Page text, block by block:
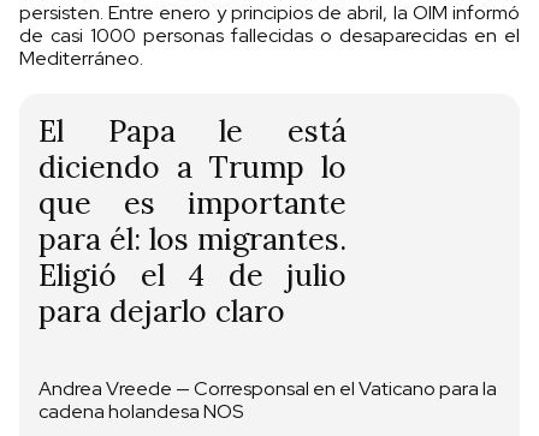
persisten. Entre enero y principios de abril, la OIM informó
de casi 1000 personas fallecidas o desaparecidas en el
Mediterráneo.
El Papa le está
diciendo a Trump lo
que es importante
para él: los migrantes.
Eligió el 4 de julio
para dejarlo claro
Andrea Vreede — Corresponsal en el Vaticano para la
cadena holandesa NOS